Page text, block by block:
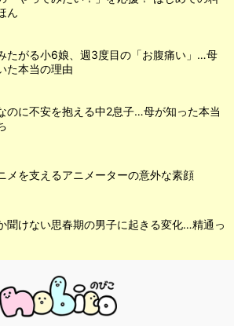
ん
たがる小6娘、週3度目の「お腹痛い」…母
た本当の理由
のに不安を抱える中2息子…母が知った本当
メを支えるアニメーターの意外な素顔
聞けない思春期の男子に起きる変化…精通っ